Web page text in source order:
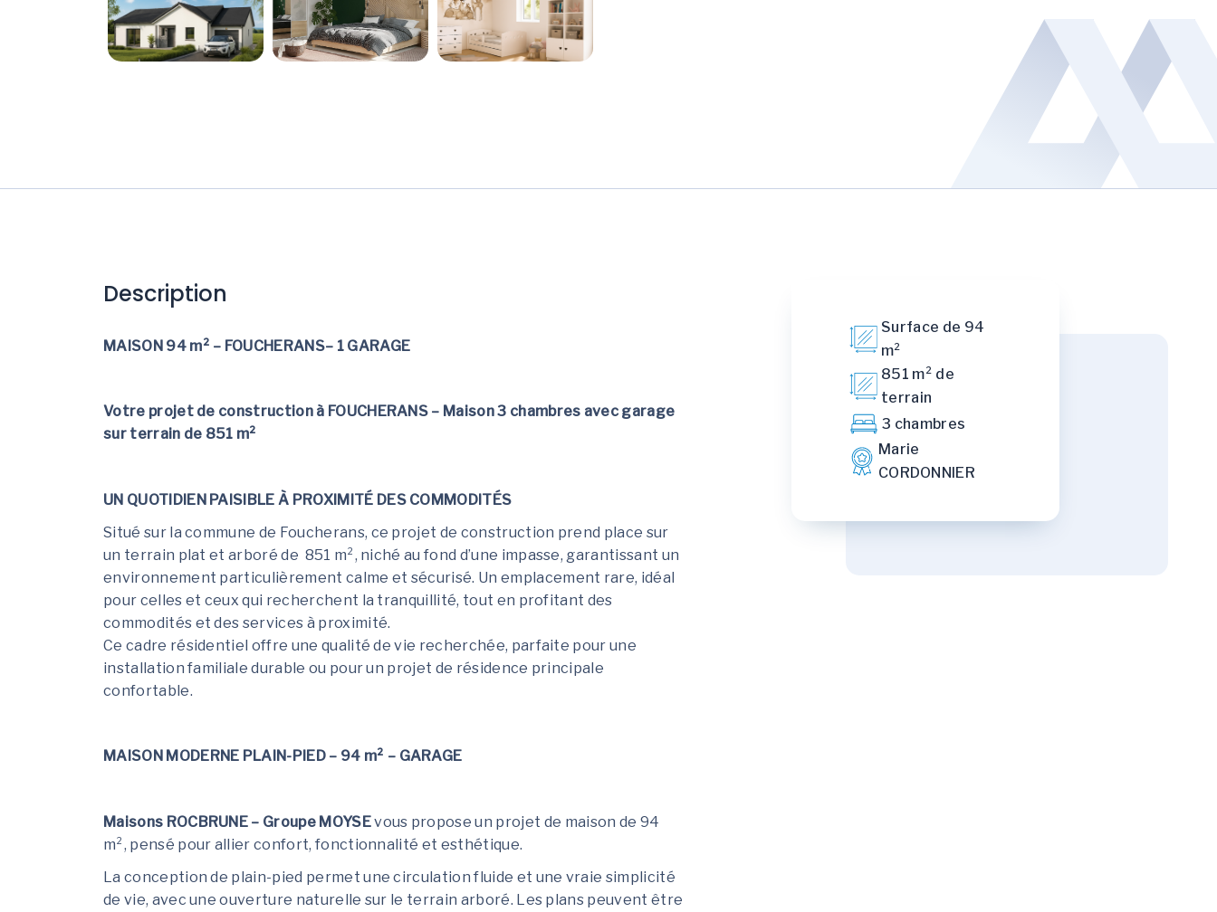
Description
MAISON 94 m² – FOUCHERANS– 1 GARAGE
Votre projet de construction à FOUCHERANS – Maison 3 chambres avec garage
sur terrain de 851 m²
UN QUOTIDIEN PAISIBLE À PROXIMITÉ DES COMMODITÉS
Situé sur la commune de Foucherans, ce projet de construction prend place sur
un terrain plat et arboré de 851 m², niché au fond d’une impasse, garantissant un
environnement particulièrement calme et sécurisé. Un emplacement rare, idéal
pour celles et ceux qui recherchent la tranquillité, tout en profitant des
commodités et des services à proximité.
Ce cadre résidentiel offre une qualité de vie recherchée, parfaite pour une
installation familiale durable ou pour un projet de résidence principale
confortable.
MAISON MODERNE PLAIN-PIED – 94 m² – GARAGE
Maisons ROCBRUNE – Groupe MOYSEvous propose un projet de maison de 94
m², pensé pour allier confort, fonctionnalité et esthétique.
La conception de plain-pied permet une circulation fluide et une vraie simplicité
de vie, avec une ouverture naturelle sur le terrain arboré. Les plans peuvent être
Surface de 94
m²
851 m² de
terrain
3 chambres
Marie
CORDONNIER